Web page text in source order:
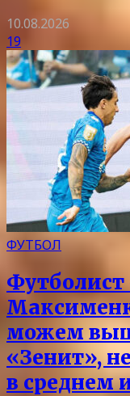
10.08.2026
19
ФУТБОЛ
можем
«Зенит»,
в среднем